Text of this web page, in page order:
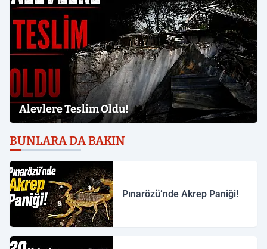
Alevlere Teslim Oldu!
BUNLARA DA BAKIN
Pınarözü’nde Akrep Paniği!